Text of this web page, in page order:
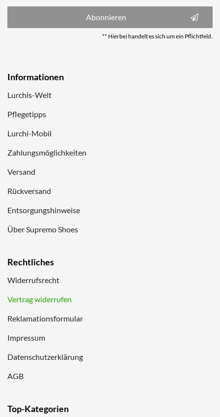
Abonnieren
** Hierbei handelt es sich um ein Pflichtfeld.
Informationen
Lurchis-Welt
Pflegetipps
Lurchi-Mobil
Zahlungsmöglichkeiten
Versand
Rückversand
Entsorgungshinweise
Über Supremo Shoes
Rechtliches
Widerrufsrecht
Vertrag widerrufen
Reklamationsformular
Impressum
Datenschutzerklärung
AGB
Top-Kategorien